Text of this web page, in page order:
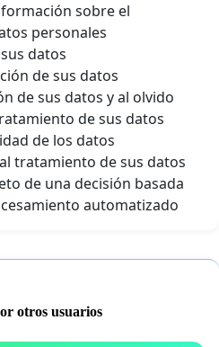
sobre el
personales
datos
de sus datos
de sus datos y al olvido
de sus datos
de los datos
tratamiento de sus datos
de una decisión basada
automatizado
otros usuarios